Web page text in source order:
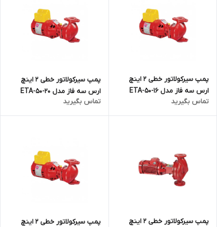
پمپ سیرکولاتور خطی ۲ اینچ
ارس سه فاز مدل ETA-50-16
تماس بگیرید
پمپ سیرکولاتور خطی ۲ اینچ
ارس سه فاز مدل ETA-50-20
تماس بگیرید
پمپ سیرکولاتور خطی ۲ اینچ
پمپ سیرکولاتور خطی ۲ اینچ